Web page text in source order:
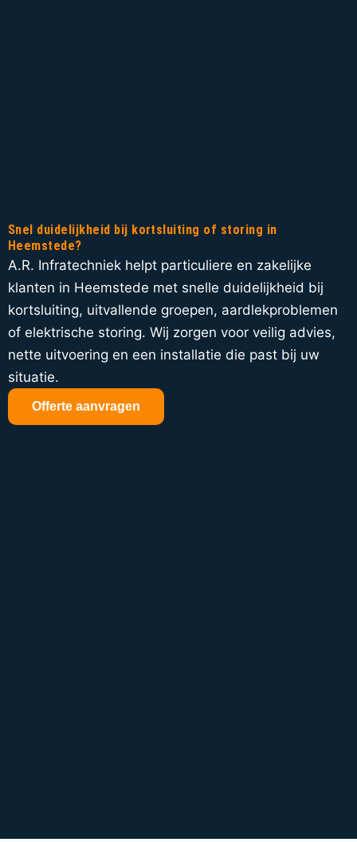
Snel duidelijkheid bij kortsluiting of storing in
Heemstede?
A.R. Infratechniek helpt particuliere en zakelijke
klanten in Heemstede met snelle duidelijkheid bij
kortsluiting, uitvallende groepen, aardlekproblemen
of elektrische storing. Wij zorgen voor veilig advies,
nette uitvoering en een installatie die past bij uw
situatie.
Offerte aanvragen